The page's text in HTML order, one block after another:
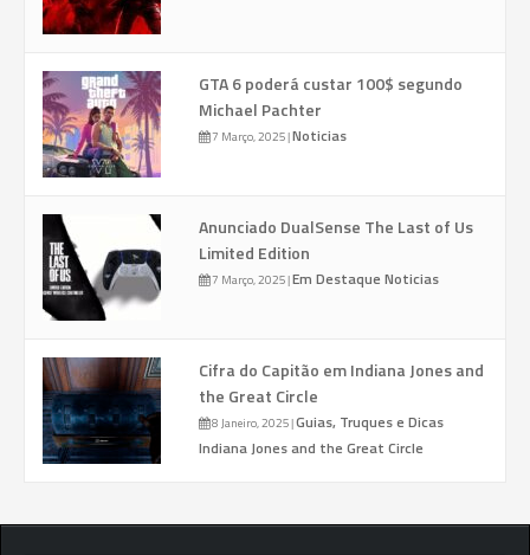
GTA 6 poderá custar 100$ segundo
Michael Pachter
7 Março, 2025|Noticias
Anunciado DualSense The Last of Us
Limited Edition
7 Março, 2025|Em Destaque Noticias
Cifra do Capitão em Indiana Jones and
the Great Circle
8 Janeiro, 2025|Guias, Truques e Dicas
Indiana Jones and the Great Circle